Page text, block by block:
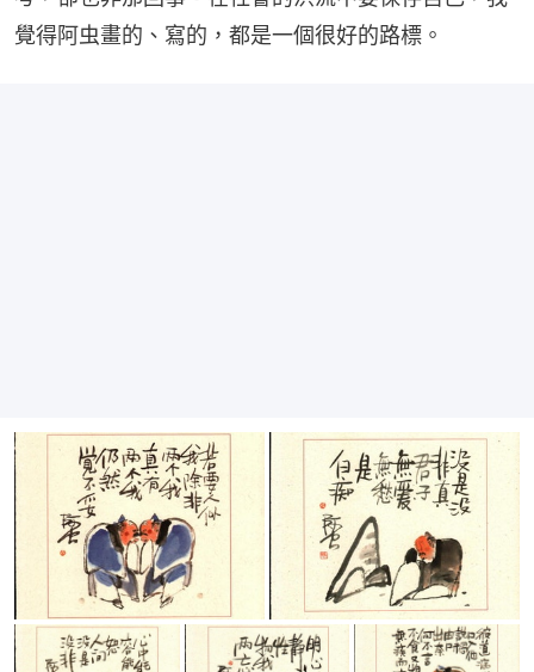
覺得阿虫畫的、寫的，都是一個很好的路標。